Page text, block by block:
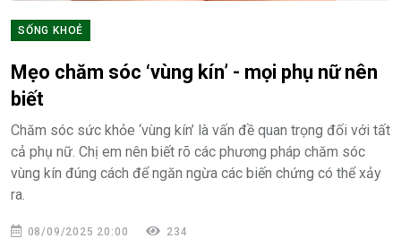
SỐNG KHOẺ
Mẹo chăm sóc ‘vùng kín’ - mọi phụ nữ nên
biết
Chăm sóc sức khỏe ‘vùng kín’ là vấn đề quan trọng đối với tất
cả phụ nữ. Chị em nên biết rõ các phương pháp chăm sóc
vùng kín đúng cách để ngăn ngừa các biến chứng có thể xảy
ra.
08/09/2025 20:00 234